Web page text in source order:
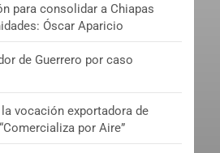
para consolidar a Chiapas
Óscar Aparicio
de Guerrero por caso
vocación exportadora de
por Aire”